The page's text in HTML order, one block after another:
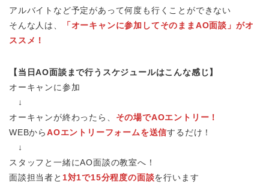
アルバイトなど予定があって何度も行くことができない
そんな人は、
「オーキャンに参加してそのままAO面談」がオ
ススメ！
【当日AO面談まで行うスケジュールはこんな感じ】
オーキャンに参加
↓
オーキャンが終わったら、 その場でAOエントリー！
WEBからAOエントリーフォームを送信するだけ！
↓
スタッフと一緒にAO面談の教室へ！
面談担当者と 1対1で15分程度の面談を行います